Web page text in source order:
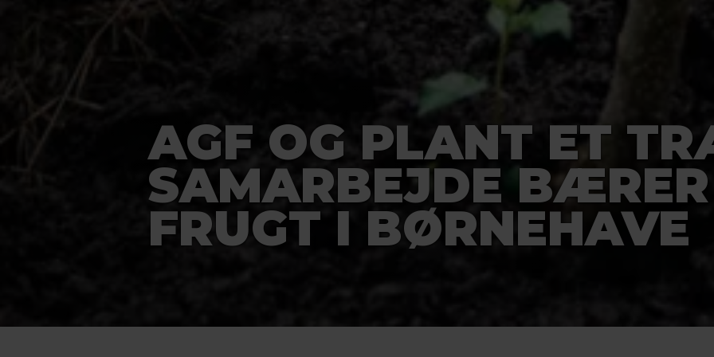
AGF OG PLANT ET
SAMARBEJDE BÆRER
FRUGT I BØRNEHAVE